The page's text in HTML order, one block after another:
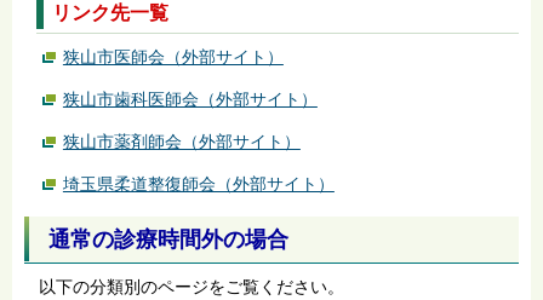
リンク先一覧
狭山市医師会（外部サイト）
狭山市歯科医師会（外部サイト）
狭山市薬剤師会（外部サイト）
埼玉県柔道整復師会（外部サイト）
通常の診療時間外の場合
以下の分類別のページをご覧ください。